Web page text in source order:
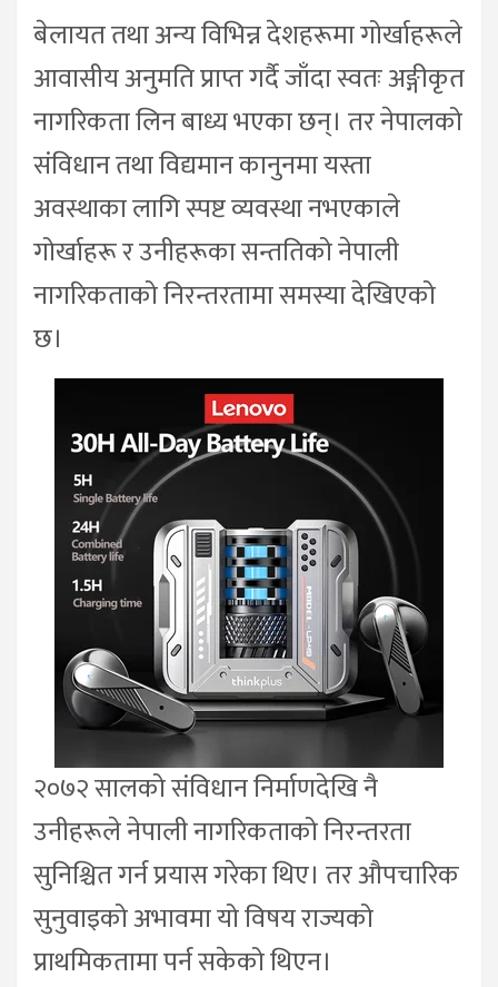
बेलायत तथा अन्य विभिन्न देशहरूमा गोर्खाहरूले
आवासीय अनुमति प्राप्त गर्दै जाँदा स्वतः अङ्गीकृत
नागरिकता लिन बाध्य भएका छन्। तर नेपालको
संविधान तथा विद्यमान कानुनमा यस्ता
अवस्थाका लागि स्पष्ट व्यवस्था नभएकाले
गोर्खाहरू र उनीहरूका सन्ततिको नेपाली
नागरिकताको निरन्तरतामा समस्या देखिएको
छ।
२०७२ सालको संविधान निर्माणदेखि नै
उनीहरूले नेपाली नागरिकताको निरन्तरता
सुनिश्चित गर्न प्रयास गरेका थिए। तर औपचारिक
सुनुवाइको अभावमा यो विषय राज्यको
प्राथमिकतामा पर्न सकेको थिएन।